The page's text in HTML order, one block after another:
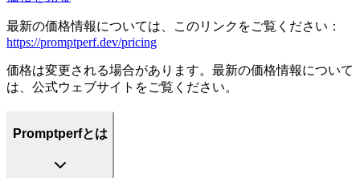
最新の価格情報については、このリンクをご覧ください：
https://promptperf.dev/pricing
価格は変更される場合があります。最新の価格情報について
は、公式ウェブサイトをご覧ください。
Promptperfとは